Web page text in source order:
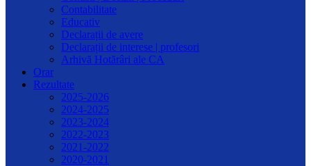
Contabilitate
Educativ
Declarații de avere
Declarații de interese | profesori
Arhivă Hotărâri ale CA
Orar
Rezultate
2025-2026
2024-2025
2023-2024
2022-2023
2021-2022
2020-2021